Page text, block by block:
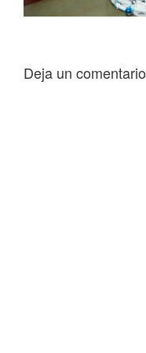
Deja un comentario